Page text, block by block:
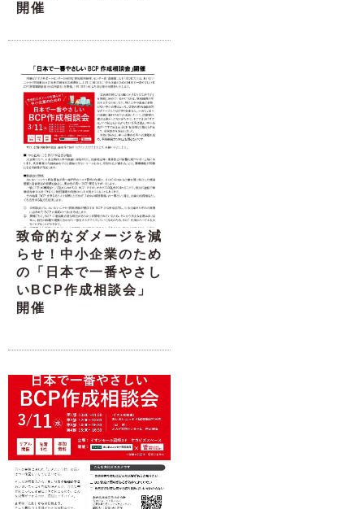
開催
致命的なダメージを減
らせ！中小企業のため
の「日本で一番やさし
いBCP作成相談会」
開催